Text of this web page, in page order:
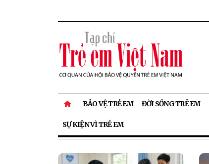
BẢO VỆ TRẺ EM ĐỜI SỐNG TRẺ EM
SỰ KIỆN VÌ TRẺ EM